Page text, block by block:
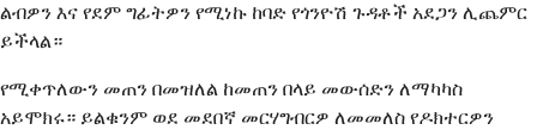
ልብዎን እና የደም ግፊትዎን የሚነኩ ከባድ የጎንዮሽ ጉዳቶች አደጋን ሊጨምር
ይችላል።
የሚቀጥለውን መጠን በመዝለል ከመጠን በላይ መውሰድን ለማካካስ
አይሞክሩ። ይልቁንም ወደ መደበኛ መርሃግብርዎ ለመመለስ የዶክተርዎን